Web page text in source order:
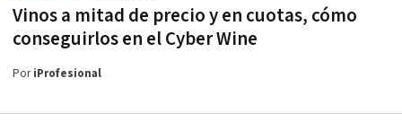
Vinos a mitad de precio y en cuotas, cómo
conseguirlos en el Cyber Wine
PoriProfesional